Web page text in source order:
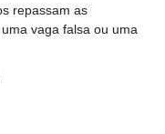
repassam as
vaga falsa ou uma